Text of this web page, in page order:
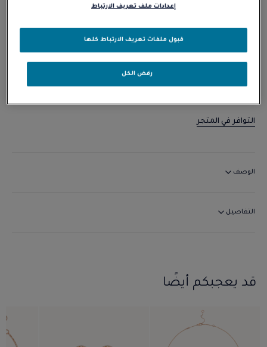
عقد Chance Infinie
الاتصال بنا
التوافر في المتجر
الوصف
التفاصيل
قد يعجبكم أيضًا
إعدادات ملف تعريف الارتباط
رفض الكل
قبول ملفات تعريف الارتباط كلها